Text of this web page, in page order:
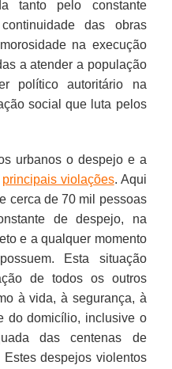
tanto pelo constante
das obras
na execução
a atender a população
político autoritário na
social que luta pelos
urbanos o despejo e a
principais violações. Aqui
cerca de 70 mil pessoas
de despejo, na
e a qualquer momento
Esta situação
de todos os outros
à vida, à segurança, à
do domicílio, inclusive o
das centenas de
despejos violentos